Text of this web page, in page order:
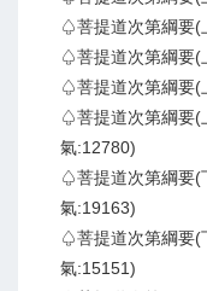
♤菩提道次第綱要(
♤菩提道次第綱要(
♤菩提道次第綱要(
♤菩提道次第綱要(
氣:12780)
♤菩提道次第綱要(
氣:19163)
♤菩提道次第綱要(
氣:15151)